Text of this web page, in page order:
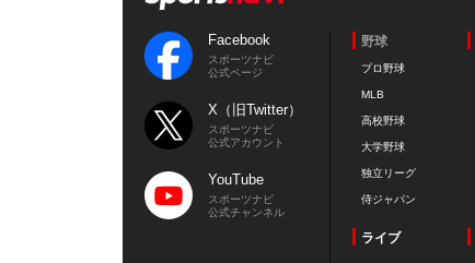
Facebook
スポーツナビ
公式ページ
X（旧Twitter）
スポーツナビ
公式アカウント
YouTube
スポーツナビ
公式チャンネル
野球
プロ野球
MLB
高校野球
大学野球
独立リーグ
侍ジャパン
ライブ